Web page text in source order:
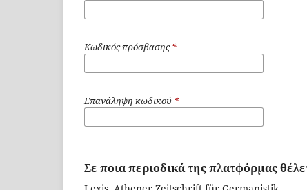
Κωδικός πρόσβασης*
Επανάληψη κωδικού *
Σε ποια περιοδικά της πλατφόρμας